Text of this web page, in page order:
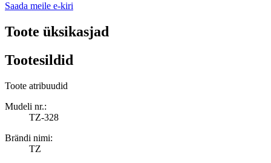
Saada meile e-kiri
Toote üksikasjad
Tootesildid
Toote atribuudid
Mudeli nr.:
TZ-328
Brändi nimi:
TZ